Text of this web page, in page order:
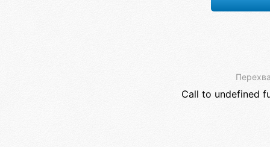
Call to undefined